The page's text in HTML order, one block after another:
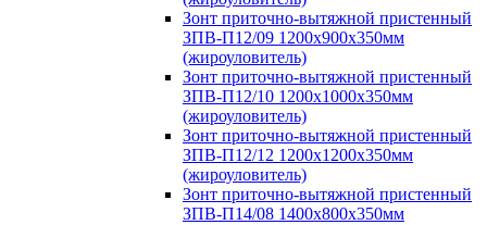
Зонт приточно-вытяжной пристенный
ЗПВ-П12/09 1200х900х350мм
(жироуловитель)
Зонт приточно-вытяжной пристенный
ЗПВ-П12/10 1200х1000х350мм
(жироуловитель)
Зонт приточно-вытяжной пристенный
ЗПВ-П12/12 1200х1200х350мм
(жироуловитель)
Зонт приточно-вытяжной пристенный
ЗПВ-П14/08 1400х800х350мм